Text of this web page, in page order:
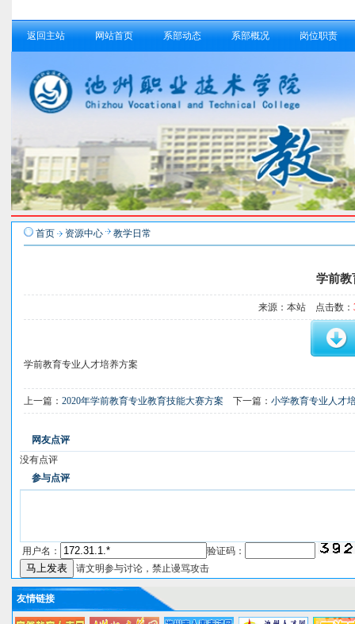
返回主站 网站首页 系部动态 系部概况 岗位职责
首页 资源中心 教学日常
学前教
来源：本站 点击数：
学前教育专业人才培养方案
上一篇： 2020年学前教育专业教育技能大赛方案 下一篇： 小学教育专业人才
网友点评
没有点评
参与点评
用户名：
验证码：
请文明参与讨论，禁止谩骂攻击
友情链接